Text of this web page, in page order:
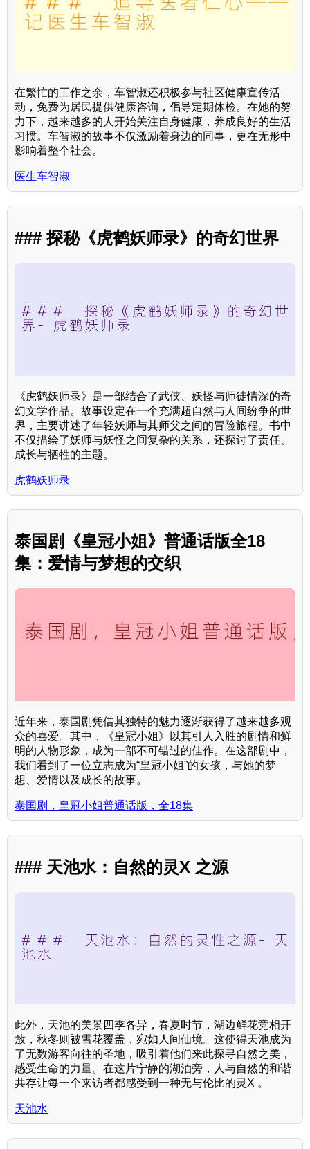
在繁忙的工作之余，车智淑还积极参与社区健康宣传活
动，免费为居民提供健康咨询，倡导定期体检。在她的努
力下，越来越多的人开始关注自身健康，养成良好的生活
习惯。车智淑的故事不仅激励着身边的同事，更在无形中
影响着整个社会。
医生车智淑
### 探秘《虎鹤妖师录》的奇幻世界
《虎鹤妖师录》是一部结合了武侠、妖怪与师徒情深的奇
幻文学作品。故事设定在一个充满超自然与人间纷争的世
界，主要讲述了年轻妖师与其师父之间的冒险旅程。书中
不仅描绘了妖师与妖怪之间复杂的关系，还探讨了责任、
成长与牺牲的主题。
虎鹤妖师录
泰国剧《皇冠小姐》普通话版全18
集：爱情与梦想的交织
近年来，泰国剧凭借其独特的魅力逐渐获得了越来越多观
众的喜爱。其中，《皇冠小姐》以其引人入胜的剧情和鲜
明的人物形象，成为一部不可错过的佳作。在这部剧中，
我们看到了一位立志成为“皇冠小姐”的女孩，与她的梦
想、爱情以及成长的故事。
泰国剧，皇冠小姐普通话版，全18集
### 天池水：自然的灵X 之源
此外，天池的美景四季各异，春夏时节，湖边鲜花竞相开
放，秋冬则被雪花覆盖，宛如人间仙境。这使得天池成为
了无数游客向往的圣地，吸引着他们来此探寻自然之美，
感受生命的力量。在这片宁静的湖泊旁，人与自然的和谐
共存让每一个来访者都感受到一种无与伦比的灵X 。
天池水